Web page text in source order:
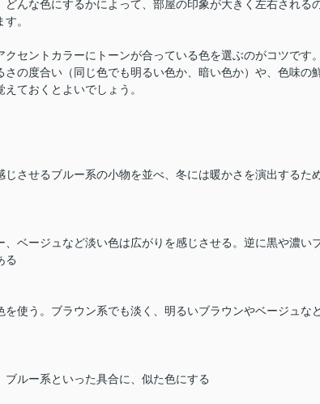
んな色にするかによって、部屋の印象が大きく左右される
。
セントカラーにトーンが合っている色を選ぶのがコツです。
の度合い（同じ色でも明るい色か、暗い色か）や、色味の
ておくとよいでしょう。
させるブルー系の小物を並べ、冬には暖かさを演出するた
ベージュなど淡い色は広がりを感じさせる。逆に黒や濃い
る
使う。ブラウン系でも淡く、明るいブラウンやベージュな
ルー系といった具合に、似た色にする